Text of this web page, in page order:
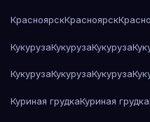
КрасноярскКрасноярск
КукурузаКукурузаКукуруза
КукурузаКукурузаКукуруза
Куриная грудкаКуриная грудка